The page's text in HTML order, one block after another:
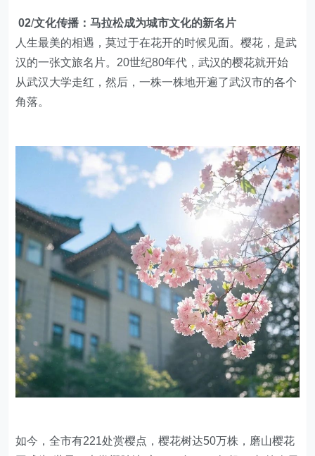
02/文化传播：马拉松成为城市文化的新名片
人生最美的相遇，莫过于在花开的时候见面。樱花，是武
汉的一张文旅名片。20世纪80年代，武汉的樱花就开始
从武汉大学走红，然后，一株一株地开遍了武汉市的各个
角落。
如今，全市有221处赏樱点，樱花树达50万株，磨山樱花